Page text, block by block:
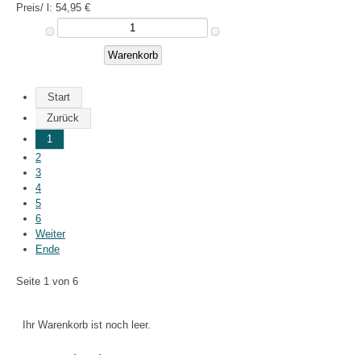
Preis/ l: 54,95 €
Start
Zurück
1
2
3
4
5
6
Weiter
Ende
Seite 1 von 6
Ihr Warenkorb ist noch leer.